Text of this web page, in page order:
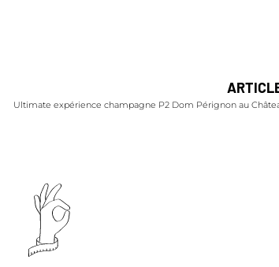
Ultimate expérience champagne P2 Dom Pérignon au